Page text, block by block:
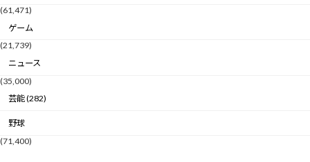
(61,471)
ゲーム
(21,739)
ニュース
(35,000)
芸能 (282)
野球
(71,400)